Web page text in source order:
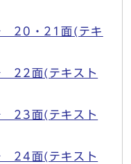
20・21面(テキ
22面(テキスト
23面(テキスト
24面(テキスト